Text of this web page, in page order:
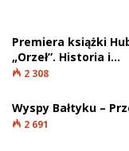
Premiera książki
„Orzeł”. Historia i…
2 308
Wyspy Bałtyku –
2 691